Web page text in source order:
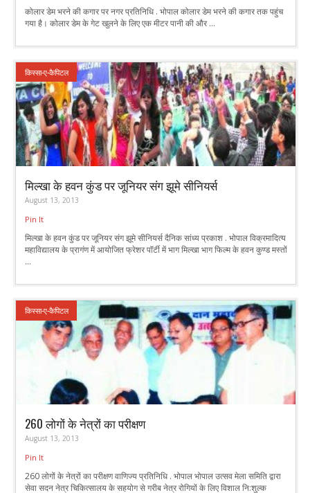
कोलार डेम भरने की कगार पर नगर प्रतिनिधि . भोपाल कोलार डेम भरने की कगार तक पहुंच
गया है। कोलार डेम के गेट खुलने के लिए एक मीटर पानी की और ...
मिल्खा के हवन कुंड पर जूनियर संग झूमे सीनियर्स
August 13, 2013
Pin It
मिल्खा के हवन कुंड पर जूनियर संग झूमे सीनियर्स दैनिक सांध्य प्रकाश . भोपाल विक्रमादित्य
महाविद्यालय के प्रागंण में आयोजित फ्रेशर पॉर्टी में भाग मिल्खा भाग फिल्म के हवन कुण्ड मस्तों
...
किस्सा-ए-कैपिटल
260 लोगों के नेत्रों का परीक्षण
August 13, 2013
Pin It
260 लोगों के नेत्रों का परीक्षण वाणिज्य प्रतिनिधि . भोपाल भोपाल उत्सव मेला समिति द्वारा
सेवा सदन नेत्र चिकित्सालय के सहयोग से गरीब नेत्र रोगियों के लिए विशाल नि:शुल्क
किस्सा-ए-कैपिटल